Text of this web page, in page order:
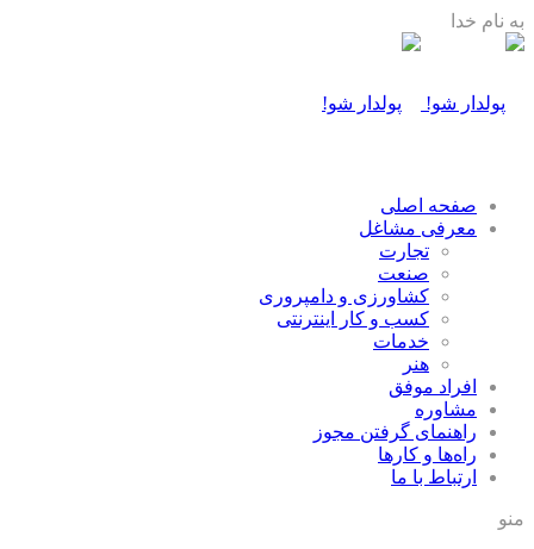
به نام خدا
صفحه اصلی
معرفی مشاغل
تجارت
صنعت
كشاورزی و دامپروری
كسب و كار اينترنتی
خدمات
هنر
افراد موفق
مشاوره
راهنمای گرفتن مجوز
راه‌ها و كارها
ارتباط با ما
منو